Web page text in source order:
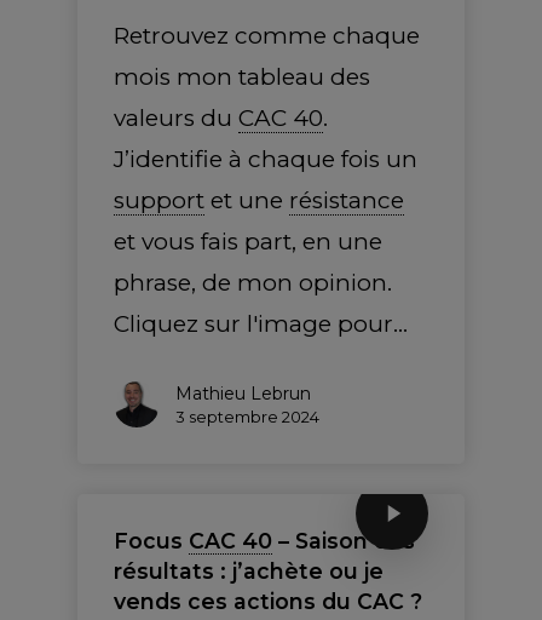
Retrouvez comme chaque
mois mon tableau des
valeurs duCAC 40.
J’identifie à chaque fois un
support et une résistance
et vous fais part, en une
phrase, de mon opinion.
Cliquez sur l'image pour…
Mathieu Lebrun
3 septembre 2024
Focus CAC 40 – Saison des
résultats : j’achète ou je
vends ces actions du CAC ?